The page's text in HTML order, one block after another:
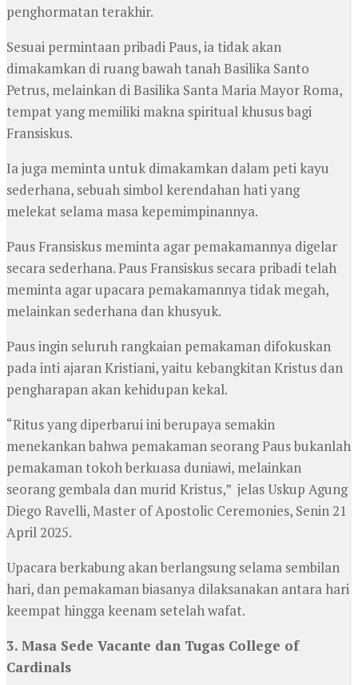
penghormatan terakhir.
Sesuai permintaan pribadi Paus, ia tidak akan
dimakamkan di ruang bawah tanah Basilika Santo
Petrus, melainkan di Basilika Santa Maria Mayor Roma,
tempat yang memiliki makna spiritual khusus bagi
Fransiskus.
Ia juga meminta untuk dimakamkan dalam peti kayu
sederhana, sebuah simbol kerendahan hati yang
melekat selama masa kepemimpinannya.
Paus Fransiskus meminta agar pemakamannya digelar
secara sederhana. Paus Fransiskus secara pribadi telah
meminta agar upacara pemakamannya tidak megah,
melainkan sederhana dan khusyuk.
Paus ingin seluruh rangkaian pemakaman difokuskan
pada inti ajaran Kristiani, yaitu kebangkitan Kristus dan
pengharapan akan kehidupan kekal.
“Ritus yang diperbarui ini berupaya semakin
menekankan bahwa pemakaman seorang Paus bukanlah
pemakaman tokoh berkuasa duniawi, melainkan
seorang gembala dan murid Kristus,” jelas Uskup Agung
Diego Ravelli, Master of Apostolic Ceremonies, Senin 21
April 2025.
Upacara berkabung akan berlangsung selama sembilan
hari, dan pemakaman biasanya dilaksanakan antara hari
keempat hingga keenam setelah wafat.
3. Masa Sede Vacante dan Tugas College of
Cardinals